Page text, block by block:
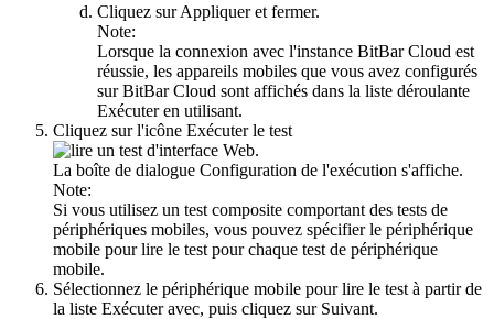
Cliquez surAppliquer et fermer.
Note:
Lorsque la connexion avec l'instance BitBar Cloud est
réussie, les appareils mobiles que vous avez configurés
sur BitBar Cloud sont affichés dans la liste déroulante
Exécuter en utilisant.
Cliquez sur l'icône Exécuter le test
.
La boîte de dialogue Configuration de l'exécution s'affiche.
Note:
Si vous utilisez un test composite comportant des tests de
périphériques mobiles, vous pouvez spécifier le périphérique
mobile pour lire le test pour chaque test de périphérique
mobile.
Sélectionnez le périphérique mobile pour lire le test à partir de
la liste Exécuter avec, puis cliquez sur Suivant.